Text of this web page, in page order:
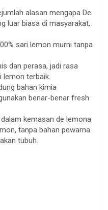
alasan mengapa De
luar biasa di masyarakat,
sari lemon murni tanpa
dan perasa, jadi rasa
lemon terbaik.
bahan kimia
benar-benar fresh
kemasan de lemona
tanpa bahan pewarna
tubuh.